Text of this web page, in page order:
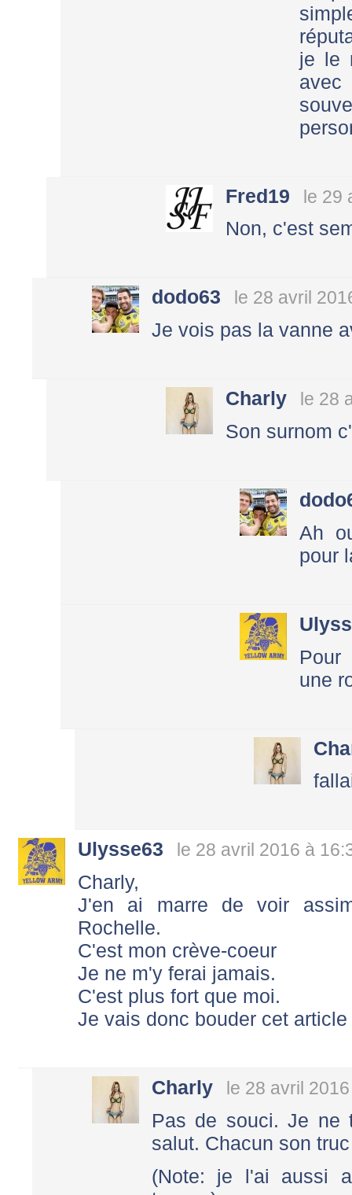
je le
avec
Fred19 le 29
Non, c'est
dodo63 le 28 avril
Je vois pas la vanne
Charly le 28
Son surnom
Ah
pour
Pour
une
Ulysse63 le 28 avril 2016 à
Charly,
J'en ai marre de voir
Rochelle.
C'est mon crève-coeur
Je ne m'y ferai jamais.
C'est plus fort que moi.
Je vais donc bouder cet article
Charly le 28 avril
Pas de souci. Je ne
salut. Chacun son
(Note: je l'ai aussi